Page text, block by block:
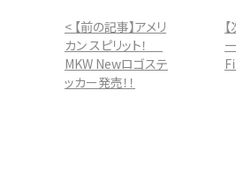
< 【前の記事】アメリ
カン スピリット！
MKW Newロゴステ
ッカー発売！！